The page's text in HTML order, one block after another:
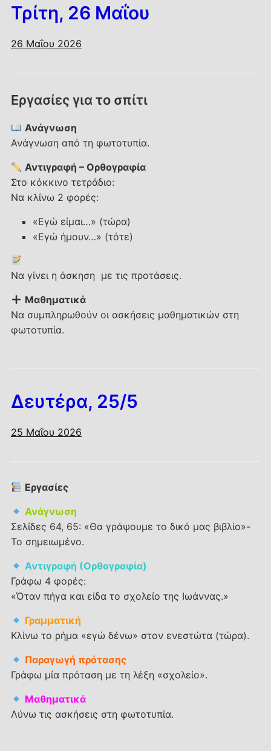
Τρίτη, 26 Μαΐου
26 Μαΐου 2026
Εργασίες για το σπίτι
Ανάγνωση
Ανάγνωση από τη φωτοτυπία.
Αντιγραφή – Ορθογραφία
Στο κόκκινο τετράδιο:
Να κλίνω 2 φορές:
«Εγώ είμαι…» (τώρα)
«Εγώ ήμουν…» (τότε)
Να γίνει η άσκηση με τις προτάσεις.
Μαθηματικά
Να συμπληρωθούν οι ασκήσεις μαθηματικών στη
φωτοτυπία.
Δευτέρα, 25/5
25 Μαΐου 2026
Εργασίες
Ανάγνωση
Σελίδες 64, 65: «Θα γράψουμε το δικό μας βιβλίο»-
To σημειωμένο.
Αντιγραφή (Ορθογραφία)
Γράφω 4 φορές:
«Όταν πήγα και είδα το σχολείο της Ιωάννας.»
Γραμματική
Κλίνω το ρήμα «εγώ δένω» στον ενεστώτα (τώρα).
Παραγωγή πρότασης
Γράφω μία πρόταση με τη λέξη «σχολείο».
Μαθηματικά
Λύνω τις ασκήσεις στη φωτοτυπία.